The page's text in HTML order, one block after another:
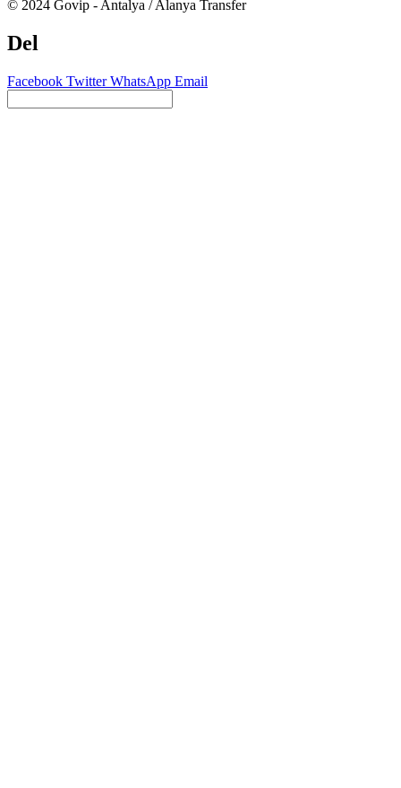
© 2024 Govip - Antalya / Alanya Transfer
Del
Facebook TwitterWhatsApp Email